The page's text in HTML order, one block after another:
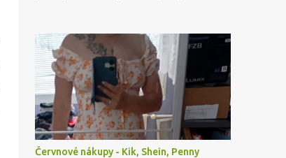
Vánocích…
Červnové nákupy - Kik, Shein, Penny